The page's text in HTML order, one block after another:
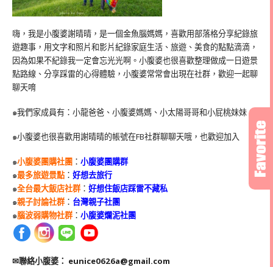
嗨，我是小腹婆謝晴晴，是一個金魚腦媽媽，喜歡用部落格分享紀錄旅
遊趣事，用文字和照片和影片紀錄家庭生活、旅遊、美食的點點滴滴，
因為如果不紀錄我一定會忘光光啊。小腹婆也很喜歡整理做成一日遊景
點路線、分享踩雷的心得體驗，小腹婆常常會出現在社群，歡迎一起聊
聊天唷
๑我們家成員有：小龍爸爸、小腹婆媽媽、小太陽哥哥和小屁桃妹妹
๑小腹婆也很喜歡用謝晴晴的帳號在FB社群聊聊天哦，也歡迎加入
๑小腹婆團購社團 ： 小腹婆團購群
๑最多旅遊景點： 好想去旅行
๑全台最大飯店社群： 好想住飯店踩雷不藏私
๑親子討論社群： 台灣親子社團
๑腦波弱購物社群： 小腹婆爛泥社團
✉聯絡小腹婆： eunice0626a@gmail.com